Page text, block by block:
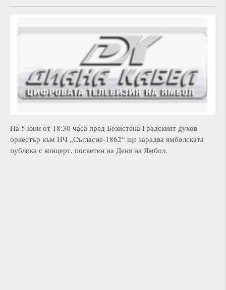
На 5 юни от 18:30 часа пред Безистена Градският духов
оркестър към НЧ „Съгласие-1862“ ще зарадва ямболската
публика с концерт, посветен на Деня на Ямбол.